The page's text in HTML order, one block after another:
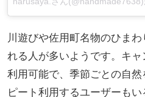
川遊びや佐用町名物のひま
れる人が多いようです。キ
利用可能で、季節ごとの自
ピート利用するユーザーもい